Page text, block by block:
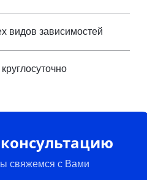
видов зависимостей
свяжемся с Вами